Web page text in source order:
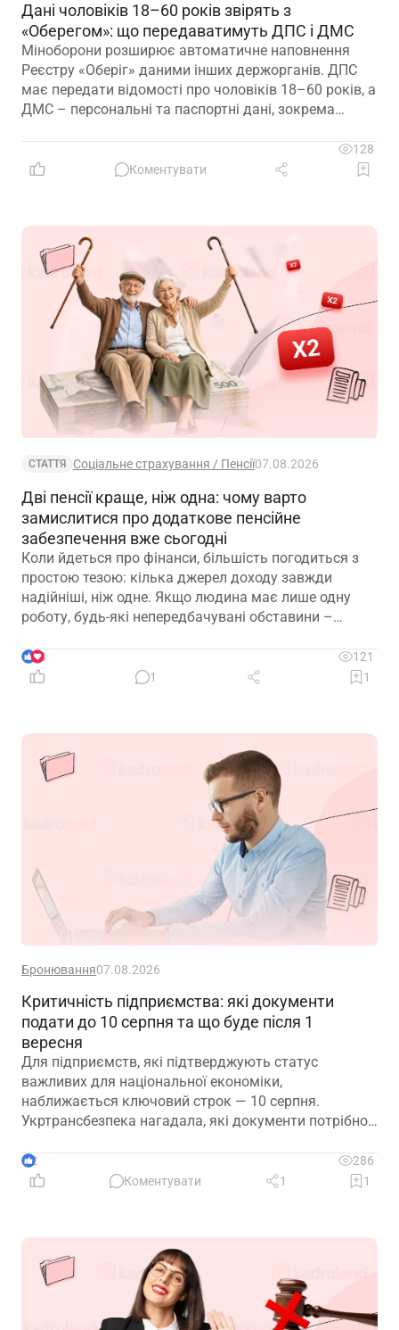
Дані чоловіків 18–60 років звірять з
«Оберегом»: що передаватимуть ДПС і ДМС
Міноборони розширює автоматичне наповнення
Реєстру «Оберіг» даними інших держорганів. ДПС
має передати відомості про чоловіків 18–60 років, а
ДМС – персональні та паспортні дані, зокрема
128
Коментувати
СТАТТЯ Соціальне страхування / Пенсії07.08.2026
Дві пенсії краще, ніж одна: чому варто
замислитися про додаткове пенсійне
забезпечення вже сьогодні
Коли йдеться про фінанси, більшість погодиться з
простою тезою: кілька джерел доходу завжди
надійніші, ніж одне. Якщо людина має лише одну
роботу, будь-які непередбачувані обставини –
окремій галузі – можуть миттєво позбавити її
доходу. Саме тому диверсифікація давно
застосовують до пенсійного забезпечення
3
121
1
1
Бронювання07.08.2026
Критичність підприємства: які документи
подати до 10 серпня та що буде після 1
вересня
Для підприємств, які підтверджують статус
важливих для національної економіки,
наближається ключовий строк — 10 серпня.
Укртрансбезпека нагадала, які документи потрібно
що очікує на компанії, які не встигнуть підтвердити
свій статус
2
286
Коментувати
1 1